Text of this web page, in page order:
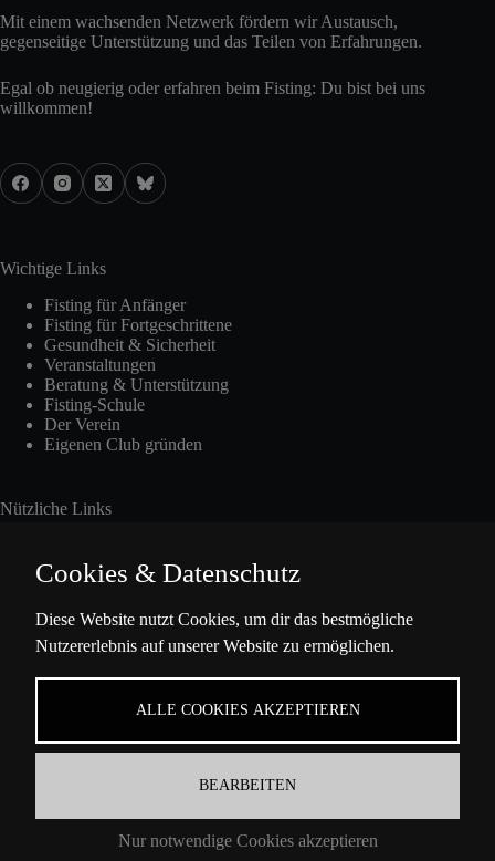
Mit einem wachsenden Netzwerk fördern wir Austausch,
gegenseitige Unterstützung und das Teilen von Erfahrungen.
Egal ob neugierig oder erfahren beim Fisting: Du bist bei uns
willkommen!
Wichtige Links
Fisting für Anfänger
Fisting für Fortgeschrittene
Gesundheit & Sicherheit
Veranstaltungen
Beratung & Unterstützung
Fisting-Schule
Der Verein
Eigenen Club gründen
Nützliche Links
Presse
Über Uns
Ella-Barowsky-Str. 47 10829 Berlin
Cookies & Datenschutz
Diese Website nutzt Cookies, um dir das bestmögliche
Nutzererlebnis auf unserer Website zu ermöglichen.
ALLE COOKIES AKZEPTIEREN
BEARBEITEN
Nur notwendige Cookies akzeptieren